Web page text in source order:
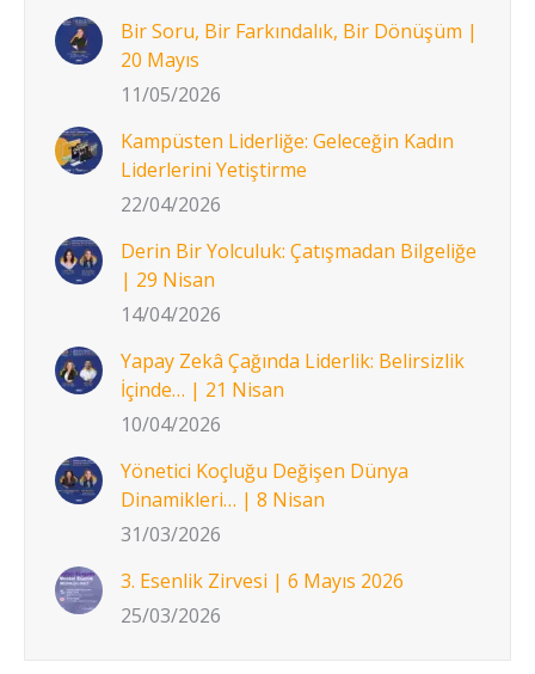
Bir Soru, Bir Farkındalık, Bir Dönüşüm |
20 Mayıs
11/05/2026
Kampüsten Liderliğe: Geleceğin Kadın
Liderlerini Yetiştirme
22/04/2026
Derin Bir Yolculuk: Çatışmadan Bilgeliğe
| 29 Nisan
14/04/2026
Yapay Zekâ Çağında Liderlik: Belirsizlik
İçinde… | 21 Nisan
10/04/2026
Yönetici Koçluğu Değişen Dünya
Dinamikleri… | 8 Nisan
31/03/2026
3. Esenlik Zirvesi | 6 Mayıs 2026
25/03/2026